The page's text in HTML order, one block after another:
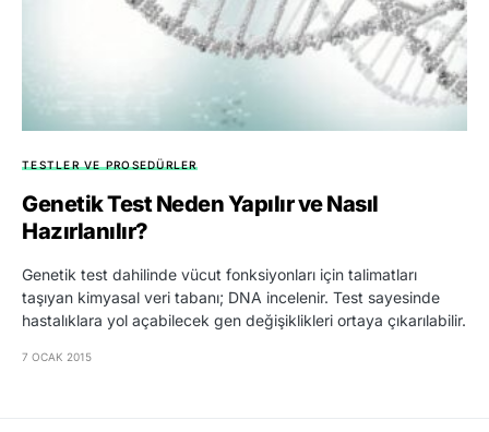
TESTLER VE PROSEDÜRLER
Genetik Test Neden Yapılır ve Nasıl
Hazırlanılır?
Genetik test dahilinde vücut fonksiyonları için talimatları
taşıyan kimyasal veri tabanı; DNA incelenir. Test sayesinde
hastalıklara yol açabilecek gen değişiklikleri ortaya çıkarılabilir.
7 OCAK 2015